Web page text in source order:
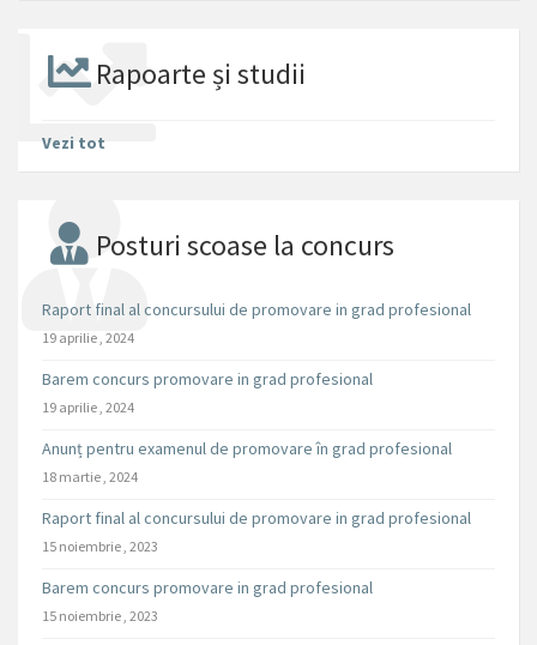
Rapoarte și studii
Vezi tot
Posturi scoase la concurs
Raport final al concursului de promovare in grad profesional
19 aprilie , 2024
Barem concurs promovare in grad profesional
19 aprilie , 2024
Anunț pentru examenul de promovare în grad profesional
18 martie , 2024
Raport final al concursului de promovare in grad profesional
15 noiembrie , 2023
Barem concurs promovare in grad profesional
15 noiembrie , 2023